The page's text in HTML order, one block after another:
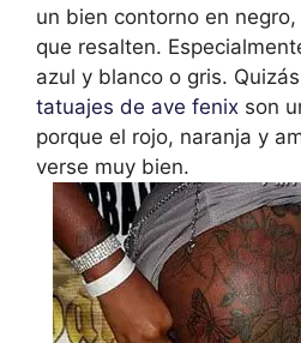
un bien contorno en
que resalten.
azul y blanco o gris.
tatuajes de ave fenix son
porque el rojo, naranja y
verse muy bien.